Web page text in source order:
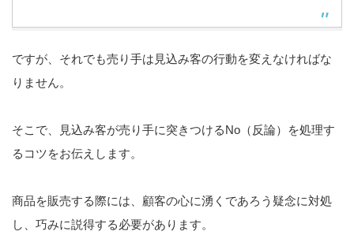
ですが、それでも売り手は見込み客の行動を変えなければな
りません。
そこで、見込み客が売り手に突きつけるNo（反論）を処理す
るコツをお伝えします。
商品を販売する際には、顧客の心に湧くであろう疑念に対処
し、巧みに説得する必要があります。